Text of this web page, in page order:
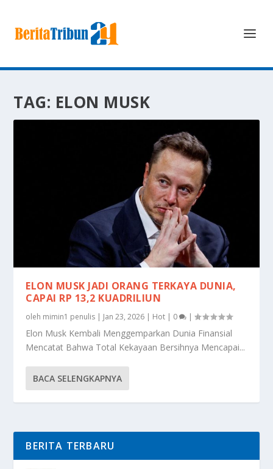
TAG: ELON MUSK
ELON MUSK JADI ORANG TERKAYA DUNIA,
CAPAI RP 13,2 KUADRILIUN
oleh mimin1 penulis | Jan 23, 2026 | Hot | 0 |
Elon Musk Kembali Menggemparkan Dunia Finansial
Mencatat Bahwa Total Kekayaan Bersihnya Mencapai...
BACA SELENGKAPNYA
BERITA TERBARU